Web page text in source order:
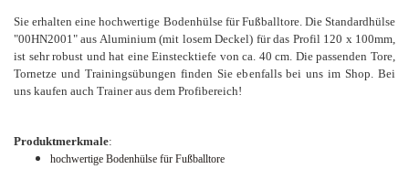
Sie erhalten eine hochwertige Bodenhülse für Fußballtore. Die Standardhülse
"00HN2001" aus Aluminium (mit losem Deckel) für das Profil 120 x 100mm,
ist sehr robust und hat eine Einstecktiefe von ca. 40 cm. Die passenden Tore,
Tornetze und Trainingsübungen finden Sie ebenfalls bei uns im Shop. Bei
uns kaufen auch Trainer aus dem Profibereich!
Produktmerkmale:
hochwertige Bodenhülse für Fußballtore